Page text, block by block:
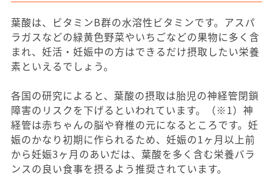
葉酸は、ビタミンB群の水溶性ビタミンです。アスパ
ラガスなどの緑黄色野菜やいちごなどの果物に多く含
まれ、妊活・妊娠中の方はできるだけ摂取したい栄養
素といえるでしょう。
各国の研究によると、葉酸の摂取は胎児の神経管閉鎖
障害のリスクを下げるといわれています。（※1）神
経管は赤ちゃんの脳や脊椎の元になるところです。妊
娠のかなり初期に作られるため、妊娠の1ヶ月以上前
から妊娠3ヶ月のあいだは、葉酸を多く含む栄養バラ
ンスの良い食事を摂るよう推奨されています。